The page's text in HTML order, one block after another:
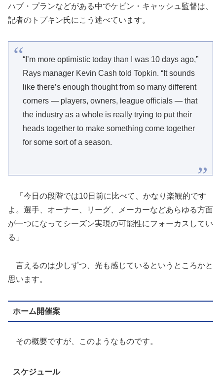
ハブ・プランなどがある中でケビン・キャッシュ監督は、
記者のトプキン氏にこう述べています。
“I’m more optimistic today than I was 10 days ago,”
Rays manager Kevin Cash told Topkin. “It sounds
like there’s enough thought from so many different
corners — players, owners, league officials — that
the industry as a whole is really trying to put their
heads together to make something come together
for some sort of a season.
「今日の段階では10日前に比べて、かなり楽観的です
よ。選手、オーナー、リーグ、メーカーなどあらゆる方面
が一つになってシーズン実現の可能性にフォーカスしてい
る」
言えるのは少しずつ、光も感じているというところかと
思います。
ホーム開催案
その概要ですが、このようなものです。
スケジュール